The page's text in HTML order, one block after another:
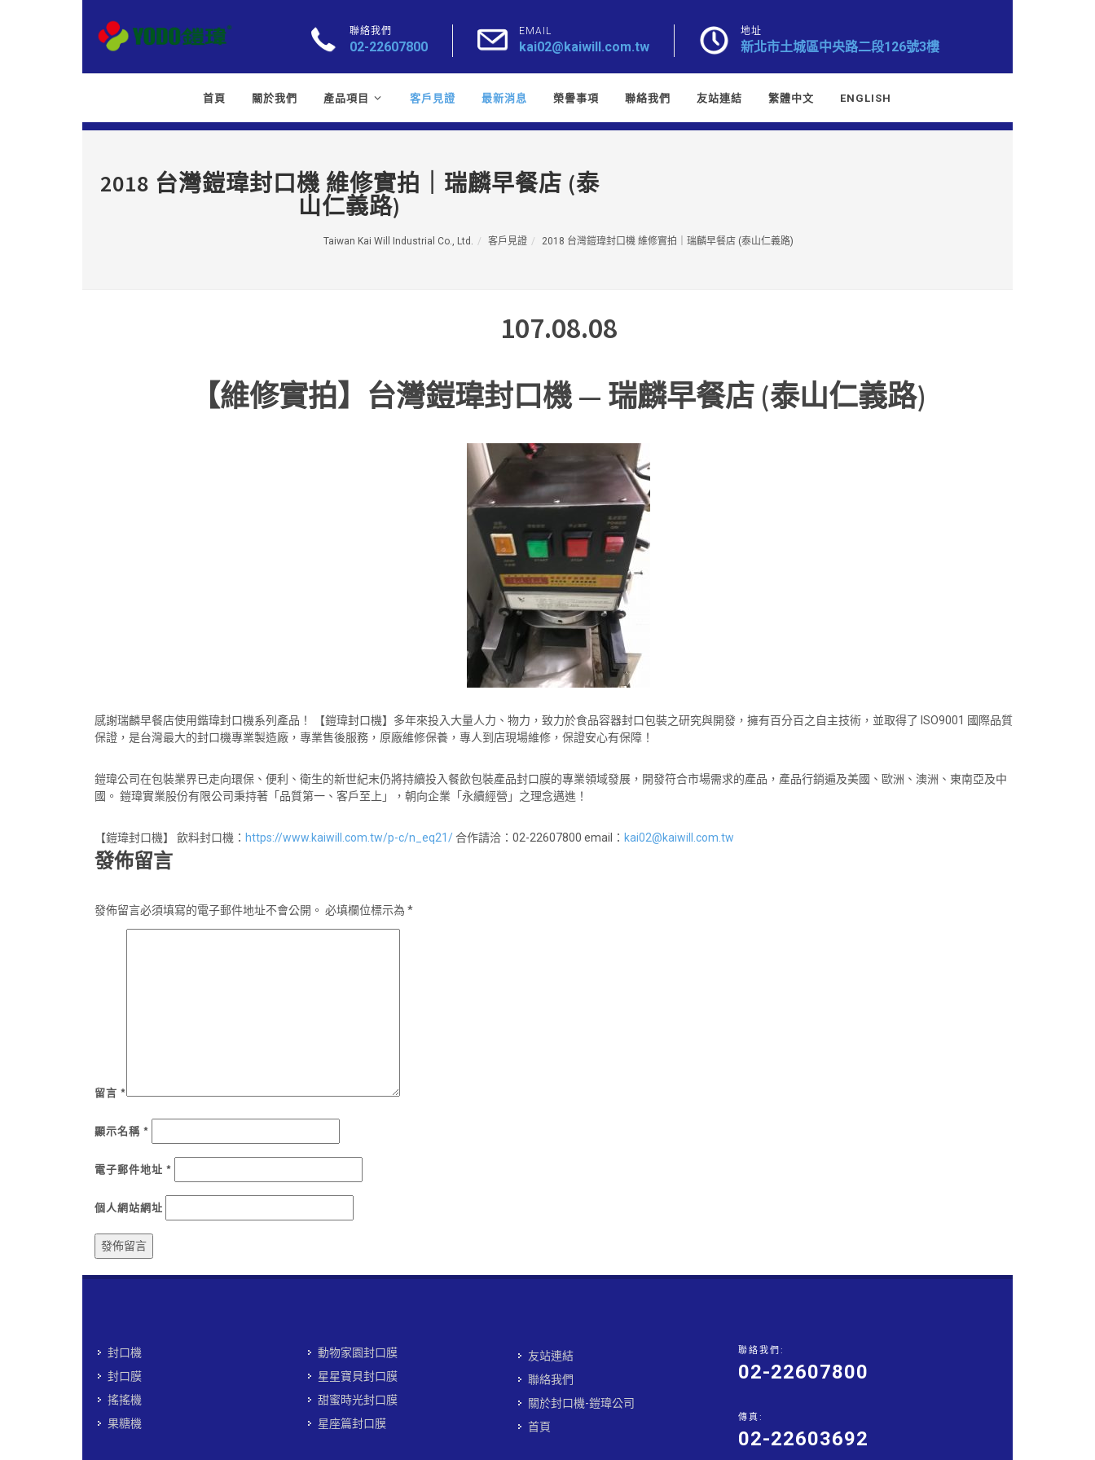
聯絡我們
02-22607800
EMAIL
kai02@kaiwill.com.tw
地址
新北市土城區中央路二段126號3樓
首頁 關於我們 產品項目 客戶見證 最新消息 榮譽事項 聯絡我們 友站連結 繁體中文 ENGLISH
2018 台灣鎧瑋封口機 維修實拍｜瑞麟早餐店 (泰
山仁義路)
Taiwan Kai Will Industrial Co., Ltd. 客戶見證 2018 台灣鎧瑋封口機 維修實拍｜瑞麟早餐店 (泰山仁義路)
107.08.08
【維修實拍】台灣鎧瑋封口機 — 瑞麟早餐店 (泰山仁義路)
感謝瑞麟早餐店使用鍇瑋封口機系列產品！ 【鎧瑋封口機】多年來投入大量人力、物力，致力於食品容器封口包裝之研究與開發，擁有百分百之自主技術，並取得了 ISO9001 國際品質
保證，是台灣最大的封口機專業製造廠，專業售後服務，原廠維修保養，專人到店現場維修，保證安心有保障！
鎧瑋公司在包裝業界已走向環保、便利、衛生的新世紀末仍將持續投入餐飲包裝產品封口膜的專業領域發展，開發符合市場需求的產品，產品行銷遍及美國、歐洲、澳洲、東南亞及中
國。 鎧瑋實業股份有限公司秉持著「品質第一、客戶至上」，朝向企業「永續經營」之理念邁進！
【鎧瑋封口機】 飲料封口機： https://www.kaiwill.com.tw/p-c/n_eq21/合作請洽：02-22607800 email： kai02@kaiwill.com.tw
發佈留言
發佈留言必須填寫的電子郵件地址不會公開。 必填欄位標示為 *
留言 *
顯示名稱 *
電子郵件地址 *
個人網站網址
封口機
封口膜
搖搖機
果糖機
動物家園封口膜
星星寶貝封口膜
甜蜜時光封口膜
星座篇封口膜
友站連結
聯絡我們
關於封口機-鎧瑋公司
首頁
聯絡我們:
02-22607800
傳真:
02-22603692